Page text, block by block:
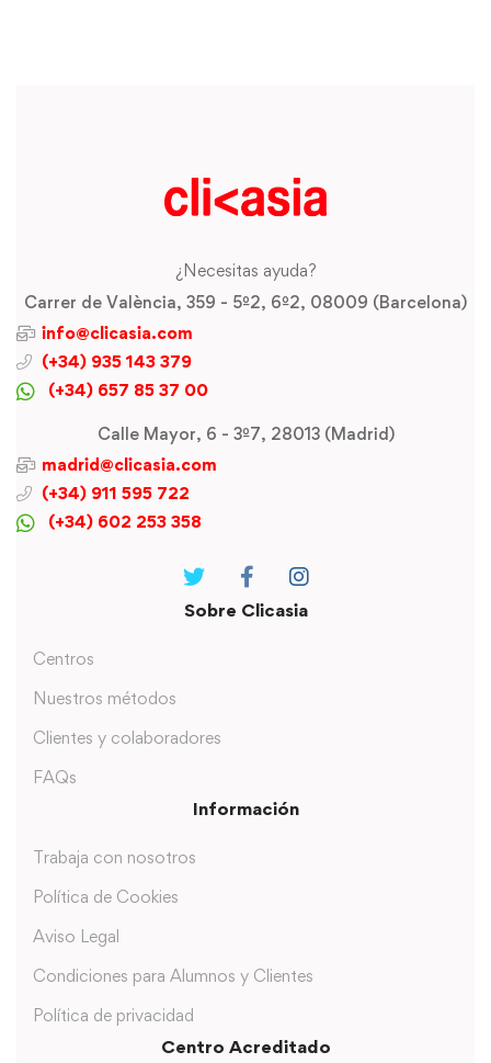
¿Necesitas ayuda?
Carrer de València, 359 - 5º2, 6º2, 08009 (Barcelona)
info@clicasia.com
(+34) 935 143 379
(+34) 657 85 37 00
Calle Mayor, 6 - 3º7, 28013 (Madrid)
madrid@clicasia.com
(+34) 911 595 722
(+34) 602 253 358
Sobre Clicasia
Centros
Nuestros métodos
Clientes y colaboradores
FAQs
Información
Trabaja con nosotros
Política de Cookies
Aviso Legal
Condiciones para Alumnos y Clientes
Política de privacidad
Centro Acreditado